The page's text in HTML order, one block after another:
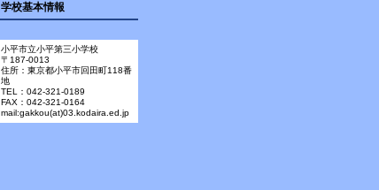
学校基本情報
小平市立小平第三小学校
〒187-0013
住所：東京都小平市回田町118番
地
TEL：042-321-0189
FAX：042-321-0164
mail:gakkou(at)03.kodaira.ed.jp